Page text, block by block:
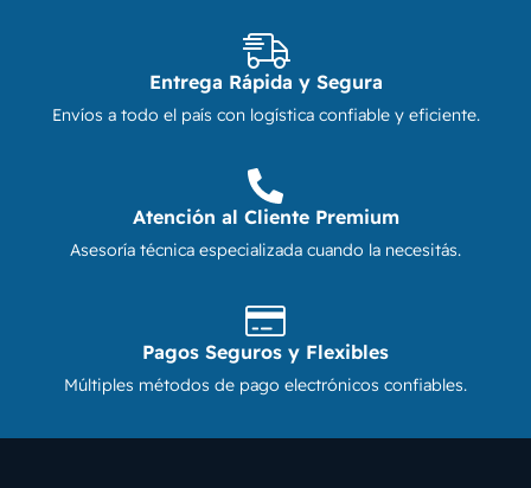
Entrega Rápida y Segura
Envíos a todo el país con logística confiable y eficiente.
Atención al Cliente Premium
Asesoría técnica especializada cuando la necesitás.
Pagos Seguros y Flexibles
Múltiples métodos de pago electrónicos confiables.